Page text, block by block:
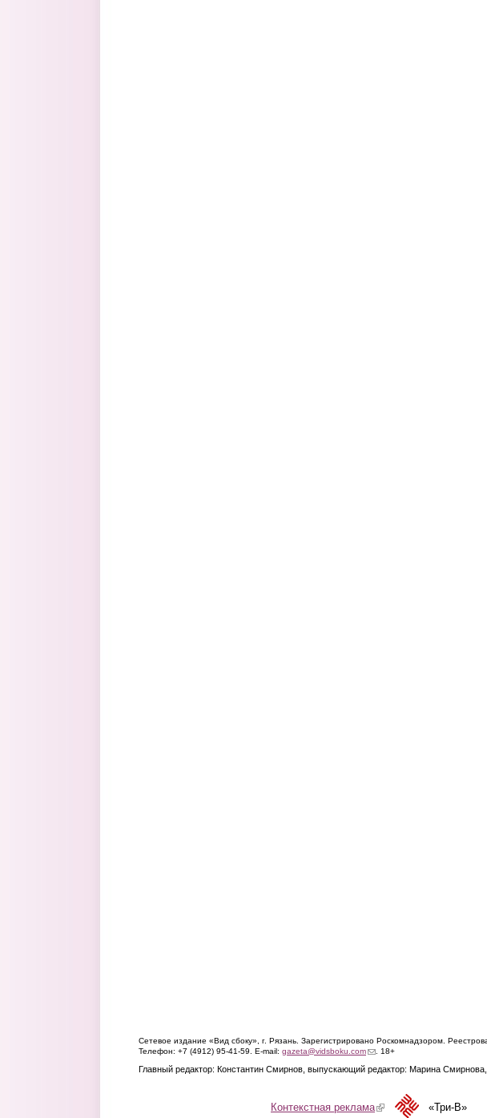
Сетевое издание «Вид сбоку», г. Рязань. Зарегистрировано Роскомнадзором.
Телефон: +7 (4912) 95-41-59. E-mail: gazeta@vidsboku.com(link sends e-mail)
. 18+
Главный редактор: Константин Смирнов, выпускающий редактор: Марина
Контекстная реклама(link is external)«Три-В»